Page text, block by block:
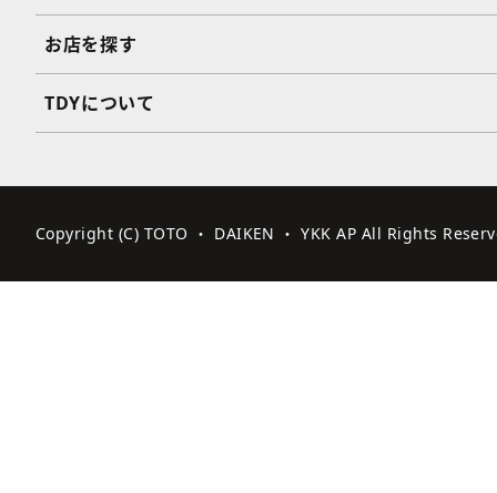
お店を探す
TDYについて
Copyright (C) TOTO ・ DAIKEN ・ YKK AP All Rights